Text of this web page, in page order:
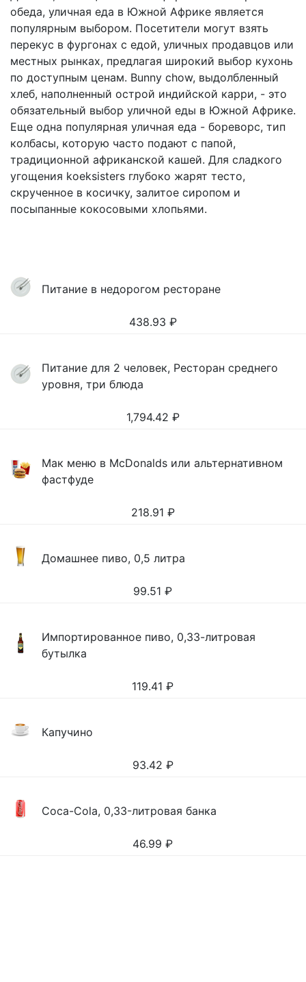
обеда, уличная еда в Южной Африке является
популярным выбором. Посетители могут взять
перекус в фургонах с едой, уличных продавцов или
местных рынках, предлагая широкий выбор кухонь
по доступным ценам. Bunny chow, выдолбленный
хлеб, наполненный острой индийской карри, - это
обязательный выбор уличной еды в Южной Африке.
Еще одна популярная уличная еда - бореворс, тип
колбасы, которую часто подают с папой,
традиционной африканской кашей. Для сладкого
угощения koeksisters глубоко жарят тесто,
скрученное в косичку, залитое сиропом и
посыпанные кокосовыми хлопьями.
Питание в недорогом ресторане
438.93 ₽
Питание для 2 человек, Ресторан среднего
уровня, три блюда
1,794.42 ₽
Мак меню в McDonalds или альтернативном
фастфуде
218.91 ₽
Домашнее пиво, 0,5 литра
99.51 ₽
Импортированное пиво, 0,33-литровая
бутылка
119.41 ₽
Капучино
93.42 ₽
Coca-Cola, 0,33-литровая банка
46.99 ₽